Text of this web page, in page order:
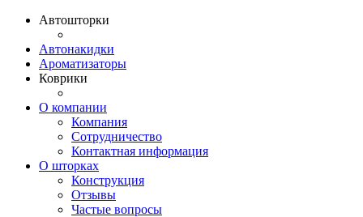
Автошторки
Автонакидки
Ароматизаторы
Коврики
О компании
Компания
Сотрудничество
Контактная информация
О шторках
Конструкция
Отзывы
Частые вопросы